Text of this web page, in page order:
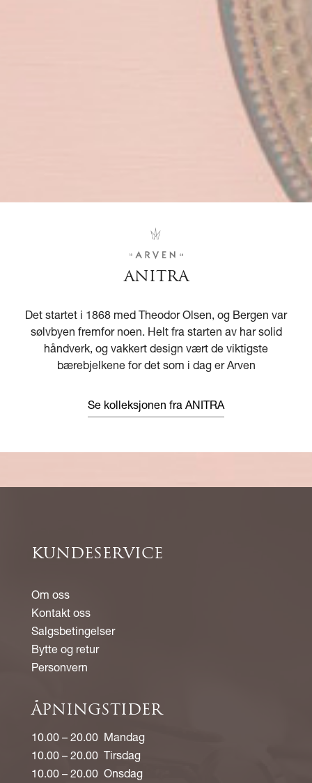
ANITRA
Det startet i 1868 med Theodor Olsen, og Bergen var
sølvbyen fremfor noen. Helt fra starten av har solid
håndverk, og vakkert design vært de viktigste
bærebjelkene for det som i dag er Arven
Se kolleksjonen fra ANITRA
KUNDESERVICE
Om oss
Kontakt oss
Salgsbetingelser
Bytte og retur
Personvern
ÅPNINGSTIDER
10.00 – 20.00 Mandag
10.00 – 20.00 Tirsdag
10.00 – 20.00 Onsdag